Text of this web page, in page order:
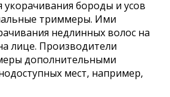
бороды и усов
триммеры. Ими
недлинных волос на
лице. Производители
дополнительными
мест, например,